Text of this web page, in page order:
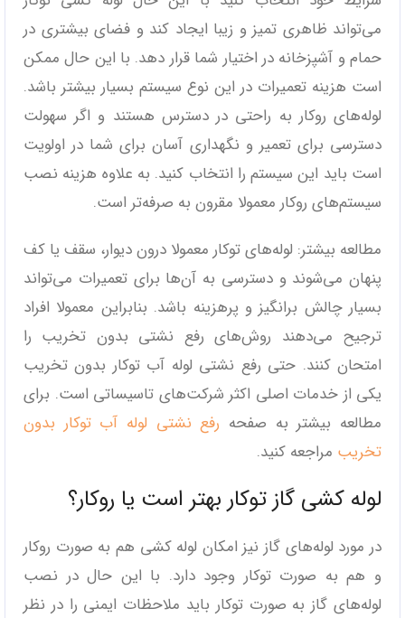
می‌تواند ظاهری تمیز و زیبا ایجاد کند و فضای بیشتری در
حمام و آشپزخانه در اختیار شما قرار دهد. با این حال ممکن
است هزینه تعمیرات در این نوع سیستم بسیار بیشتر باشد.
لوله‌های روکار به راحتی در دسترس هستند و اگر سهولت
دسترسی برای تعمیر و نگهداری آسان برای شما در اولویت
است باید این سیستم را انتخاب کنید. به علاوه هزینه نصب
سیستم‌های روکار معمولا مقرون به صرفه‌تر است.
مطالعه بیشتر: لوله‌های توکار معمولا درون دیوار، سقف یا کف
پنهان می‌شوند و دسترسی به آن‌ها برای تعمیرات می‌تواند
بسیار چالش برانگیز و پرهزینه باشد. بنابراین معمولا افراد
ترجیح می‌دهند روش‌های رفع نشتی بدون تخریب را
امتحان کنند. حتی رفع نشتی لوله آب توکار بدون تخریب
یکی از خدمات اصلی اکثر شرکت‌های تاسیساتی است. برای
مطالعه بیشتر به صفحه رفع نشتی لوله آب توکار بدون
تخریب مراجعه کنید.
لوله کشی گاز توکار بهتر است یا روکار؟
در مورد لوله‌های گاز نیز امکان لوله کشی هم به صورت روکار
و هم به صورت توکار وجود دارد. با این حال در نصب
لوله‌های گاز به صورت توکار باید ملاحظات ایمنی را در نظر